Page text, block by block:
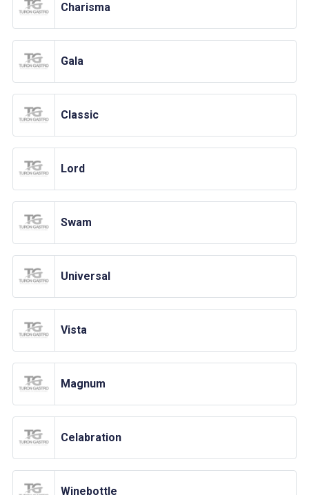
Charisma
Gala
Classic
Lord
Swam
Universal
Vista
Magnum
Celabration
Winebottle